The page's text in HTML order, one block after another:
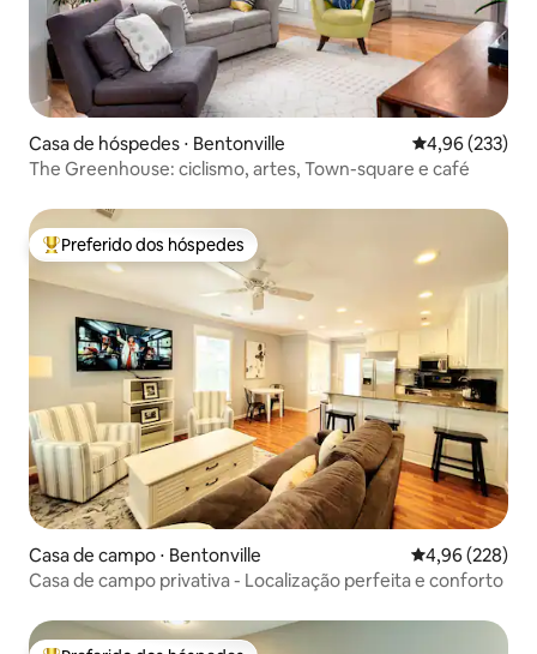
Casa de hóspedes ⋅ Bentonville 4,96 de uma
4,96 (233)
The Greenhouse: ciclismo, artes, Town-square e café
Entre os melhores preferidos dos hóspedes
Preferido dos hóspedes
Casa de campo ⋅ Bentonville 4,96 de uma
4,96 (228)
Casa de campo privativa - Localização perfeita e conforto